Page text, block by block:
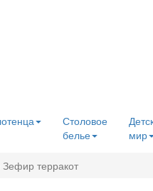
Столовое
белье
мир
терракот